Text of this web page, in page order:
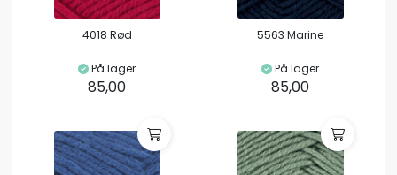
4018 Rød
På lager
85,00
5563 Marine
På lager
85,00